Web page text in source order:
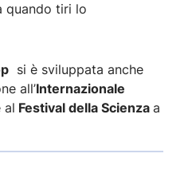
quando tiri lo
si è sviluppata anche
all’Internazionale
al Festival della Scienza a